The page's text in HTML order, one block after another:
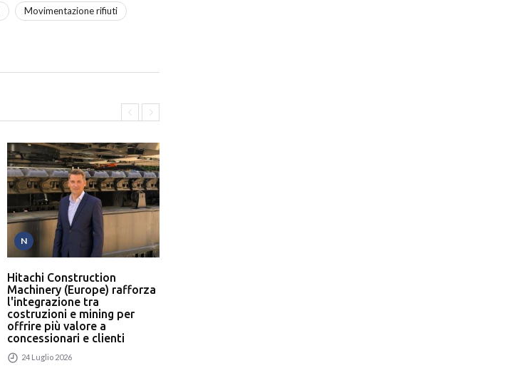
Movimentazione rifiuti
N
Hitachi Construction
Machinery (Europe) rafforza
l'integrazione tra
costruzioni e mining per
offrire più valore a
concessionari e clienti
24 Luglio 2026